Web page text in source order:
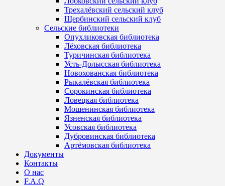
Трехалёвский сельский клуб
Щербинский сельский клуб
Сельские библиотеки
Опухликовская библиотека
Лёховская библиотека
Туричинская библиотека
Усть-Долысская библиотека
Новохованская библиотека
Рыкалёвская библиотека
Сорокинская библиотека
Ловецкая библиотека
Мошенинская библиотека
Язненская библиотека
Усовская библиотека
Дубровинская библиотека
Артёмовская библиотека
Документы
Контакты
О нас
F.A.Q